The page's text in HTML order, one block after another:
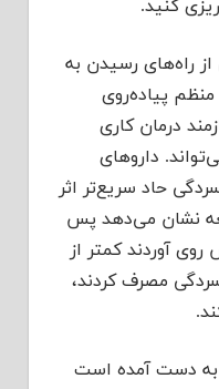
كنید.
راه‌های رسیدن به
پیاده‌روی
درمان كاری
داروهای
حاد سریع‌تر اثر
نشان می‌دهد پس
روی آوردند كمتر از
مصرف كردند،
دست آمده است